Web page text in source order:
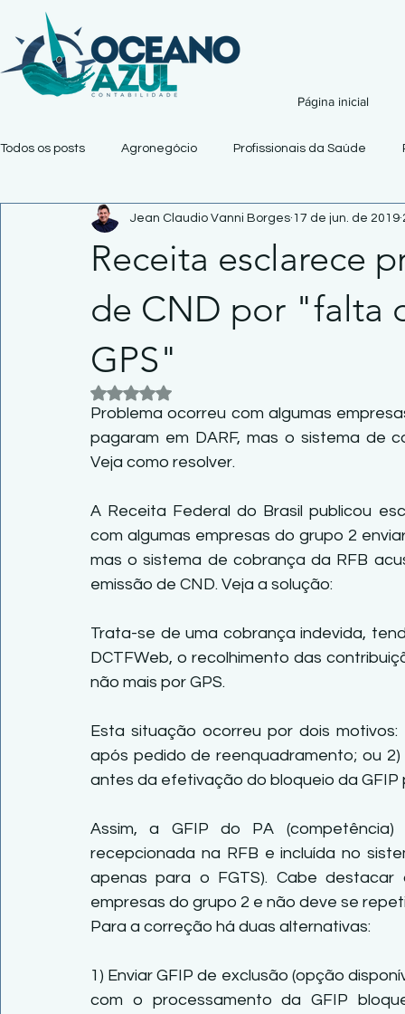
Página inicial
Todos os posts Agronegócio Profissionais da Saúde
Receita esclarece
de CND por "falta
GPS"
Jean Claudio Vanni Borges 17 de jun. de 2019
Avaliado com NaN de 5 estrelas.
Problema ocorreu com algumas
pagaram em DARF, mas o sistema de
Veja como resolver.
A Receita Federal do Brasil publicou
com algumas empresas do grupo 2
mas o sistema de cobrança da RFB
emissão de CND. Veja a solução:
Trata-se de uma cobrança indevida,
DCTFWeb, o recolhimento das
não mais por GPS.
Esta situação ocorreu por dois
após pedido de reenquadramento; ou
antes da efetivação do bloqueio da GFIP
Assim, a GFIP do PA
recepcionada na RFB e incluída no
apenas para o FGTS). Cabe
empresas do grupo 2 e não deve se
Para a correção há duas alternativas:
1) Enviar GFIP de exclusão (opção
com o processamento da GFIP